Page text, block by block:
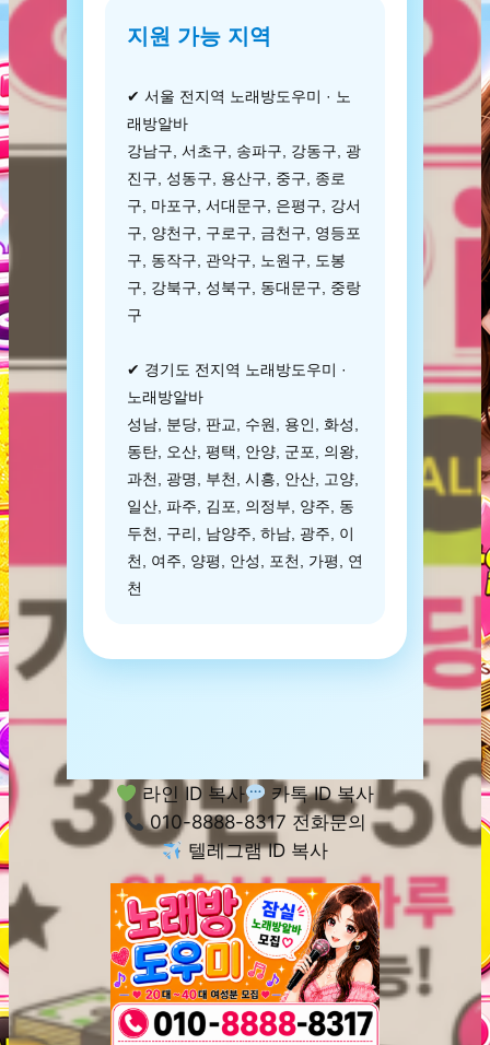
지원 가능 지역
✔ 서울 전지역 노래방도우미 · 노
래방알바
강남구, 서초구, 송파구, 강동구, 광
진구, 성동구, 용산구, 중구, 종로
구, 마포구, 서대문구, 은평구, 강서
구, 양천구, 구로구, 금천구, 영등포
구, 동작구, 관악구, 노원구, 도봉
구, 강북구, 성북구, 동대문구, 중랑
구
✔ 경기도 전지역 노래방도우미 ·
노래방알바
성남, 분당, 판교, 수원, 용인, 화성,
동탄, 오산, 평택, 안양, 군포, 의왕,
과천, 광명, 부천, 시흥, 안산, 고양,
일산, 파주, 김포, 의정부, 양주, 동
두천, 구리, 남양주, 하남, 광주, 이
천, 여주, 양평, 안성, 포천, 가평, 연
천
라인 ID 복사
카톡 ID 복사
010-8888-8317 전화문의
텔레그램 ID 복사